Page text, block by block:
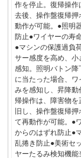
作を停止。復帰操作
去後、操作盤復帰押
動作が可能。●照明
防止●ワイヤーの寿
●マシンの保護過負
サー感度を高め、小
感知。照明バトン降
に当たった場合、ワ
みを感知し、昇降動
帰操作は、障害物を
旧し、操作盤復帰
て再動作が可能。●
からのはずれ防止●
乱捲き防止●美術セ
ヤーたるみ検知機能